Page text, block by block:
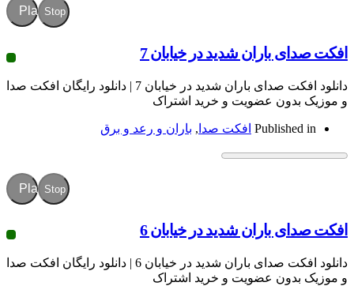
باران شدید در خیابان 7
دانلود افکت صدای باران شدید در خیابان 7 | دانلود رایگان افکت صدا
عضویت و خرید اشتراک
افکت صدا,باران و رعد و برق
باران شدید در خیابان 6
دانلود افکت صدای باران شدید در خیابان 6 | دانلود رایگان افکت صدا
عضویت و خرید اشتراک